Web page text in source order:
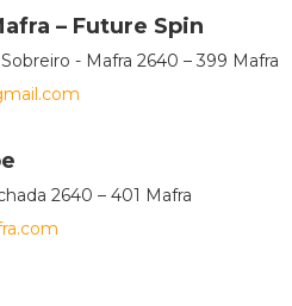
– Future Spin
- Mafra 2640 – 399 Mafra
2640 – 401 Mafra